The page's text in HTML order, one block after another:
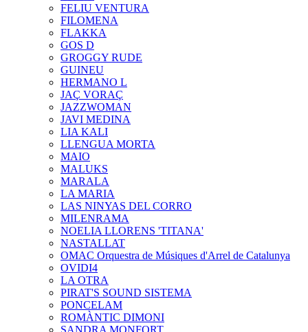
FELIU VENTURA
FILOMENA
FLAKKA
GOS D
GROGGY RUDE
GUINEU
HERMANO L
JAÇ VORAÇ
JAZZWOMAN
JAVI MEDINA
LIA KALI
LLENGUA MORTA
MAIO
MALUKS
MARALA
LA MARIA
LAS NINYAS DEL CORRO
MILENRAMA
NOELIA LLORENS 'TITANA'
NASTALLAT
OMAC Orquestra de Músiques d'Arrel de Catalunya
OVIDI4
LA OTRA
PIRAT'S SOUND SISTEMA
PONCELAM
ROMÀNTIC DIMONI
SANDRA MONFORT